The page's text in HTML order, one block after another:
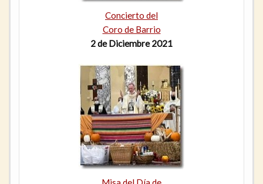
Concierto del
Coro de Barrio
2 de Diciembre 2021